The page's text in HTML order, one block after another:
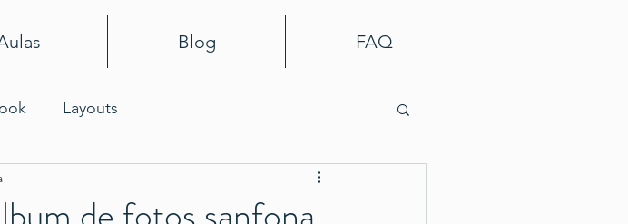
Blog FAQ
Layouts